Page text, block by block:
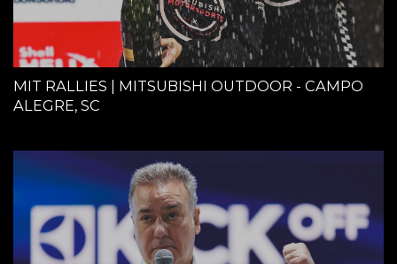
MIT RALLIES | MITSUBISHI OUTDOOR - CAMPO
ALEGRE, SC